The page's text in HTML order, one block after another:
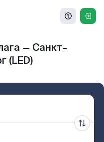
— Санкт-
(LED)